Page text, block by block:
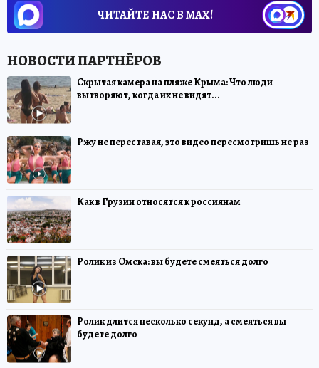
ЧИТАЙТЕ НАС В МАХ!
Скрытая камера на пляже Крыма: Что люди
вытворяют, когда их не видят...
Ржу не переставая, это видео пересмотришь не раз
Как в Грузии относятся к россиянам
Ролик из Омска: вы будете смеяться долго
Ролик длится несколько секунд, а смеяться вы
будете долго